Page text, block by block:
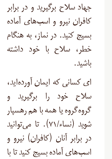
جهاد سلاح برگیرید و در برابر
کافران نیرو و اسب‌های آماده
بسیج کنید. در نماز، به هنگام
خطر، سلاح با خود داشته
باشید.
ای کسانی که ایمان آورده‌اید،
سلاح خود را برگیرید و
گروه‌گروه یا همه با هم رهسپار
شوید (نساء/۷۱). تا می‌توانید
در برابر آنان (کافران) نیرو و
اسب‌های آماده بسیج کنید تا با